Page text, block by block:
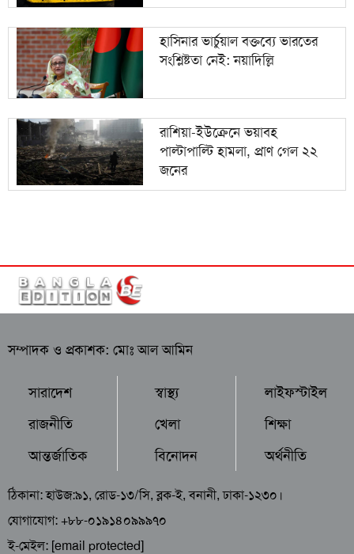
হাসিনার ভার্চুয়াল বক্তব্যে ভারতের
সংশ্লিষ্টতা নেই: নয়াদিল্লি
রাশিয়া-ইউক্রেনে ভয়াবহ
পাল্টাপাল্টি হামলা, প্রাণ গেল ২২
জনের
সম্পাদক ও প্রকাশক: মোঃ আল আমিন
সারাদেশ
রাজনীতি
আন্তর্জাতিক
স্বাস্থ্য
খেলা
বিনোদন
লাইফস্টাইল
শিক্ষা
অর্থনীতি
ঠিকানা: হাউজ:৯১, রোড-১৩/সি, ব্লক-ই, বনানী, ঢাকা-১২৩০।
যোগাযোগ: +৮৮-০১৯১৪০৯৯৯৭০
ই-মেইল: [email protected]